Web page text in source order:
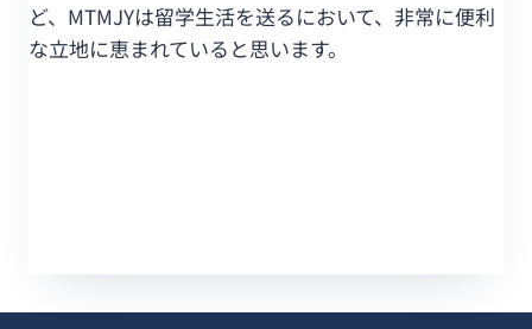
ど、MTMJYは留学生活を送るにおいて、非常に便利
な立地に恵まれていると思います。